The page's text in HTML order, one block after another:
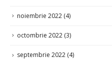
noiembrie 2022 (4)
octombrie 2022 (3)
septembrie 2022 (4)